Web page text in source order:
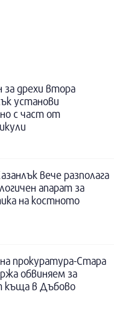
за дрехи втора
установи
с част от
вече разполага
апарат за
на костното
прокуратура-Стара
обвиняем за
къща в Дъбово